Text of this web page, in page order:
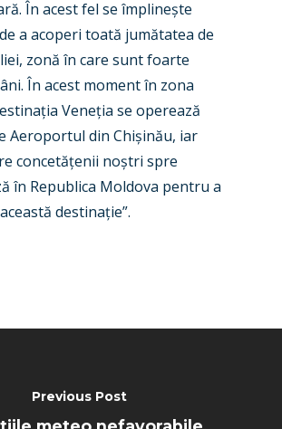
În acest fel se împlinește
a acoperi toată jumătatea de
zonă în care sunt foarte
În acest moment în zona
Veneția se operează
Aeroportul din Chișinău, iar
concetățenii noștri spre
în Republica Moldova pentru a
destinație”.
Previous Post
Dubai 2019
Paris 2019
Contact